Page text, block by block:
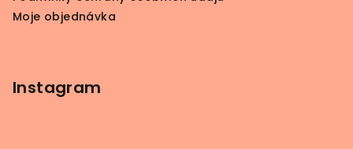
Moje objednávka
Instagram